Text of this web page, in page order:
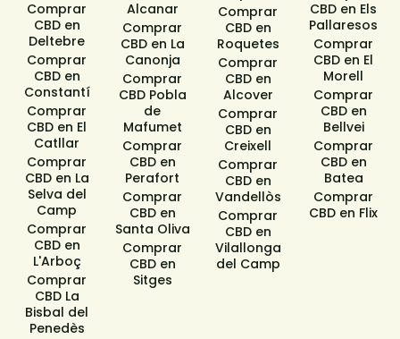
Comprar
CBD en
Deltebre
Comprar
CBD en
Constantí
Comprar
CBD en El
Catllar
Comprar
CBD en La
Selva del
Camp
Comprar
CBD en
L'Arboç
Comprar
CBD La
Bisbal del
Penedès
Alcanar
Comprar
CBD en La
Canonja
Comprar
CBD Pobla
de
Mafumet
Comprar
CBD en
Perafort
Comprar
CBD en
Santa Oliva
Comprar
CBD en
Sitges​
Comprar
CBD en
Roquetes
Comprar
CBD en
Alcover
Comprar
CBD en
Creixell
Comprar
CBD en
Vandellòs
Comprar
CBD en
Vilallonga
del Camp
CBD en Els
Pallaresos
Comprar
CBD en El
Morell
Comprar
CBD en
Bellvei
Comprar
CBD en
Batea
Comprar
CBD en Flix